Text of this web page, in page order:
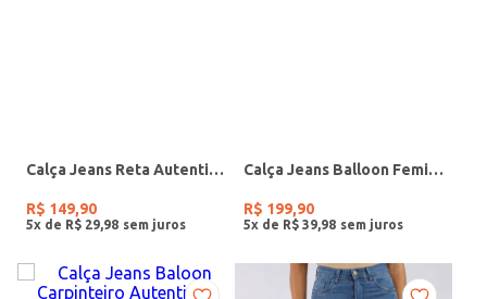
Calça Jeans Reta Autentique Feminina AZUL
R$ 149,90
5x de R$ 29 98
Calça Jeans Balloon Feminina JEANS MEDIO
R$ 199,90
5x de R$ 39 98